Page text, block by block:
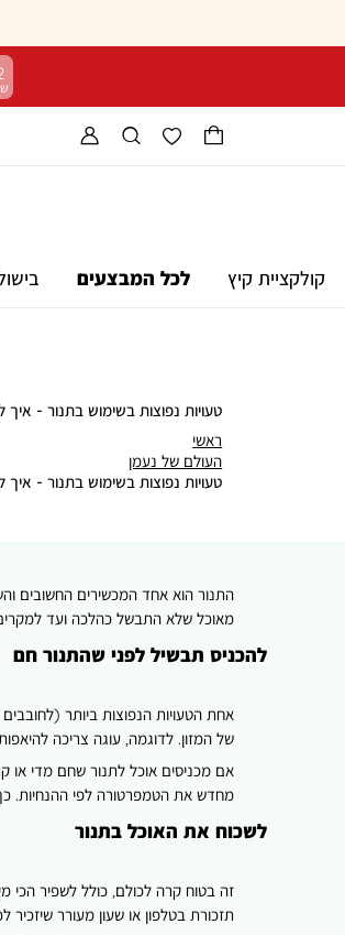
קולקציית קיץ לכל המבצעים
טעויות נפוצות בשימוש בתנור - איך
ראשיראשי
העולם של נעמןהעולם
של
טעויות נפוצות בשימוש בתנור - איך
התנור הוא אחד המכשירים החשובים
מאוכל שלא התבשל כהלכה ועד
להכניס תבשיל לפני שהתנור חם
אחת הטעויות הנפוצות ביותר
של המזון. לדוגמה, עוגה צריכה להיאפות בדרך כלל בין 160 ל-180 מעלות צלזיוס. פיצה קפואה דורשת טמפרטורה של כ-220 מעלות.
אם מכניסים אוכל לתנור שחם מדי או
מחדש את הטמפרטורה לפי ההנחיות.
לשכוח את האוכל בתנור
זה בטוח קרה לכולם, כולל לשפיר הכי
תזכורת בטלפון או שעון מעורר שיזכיר